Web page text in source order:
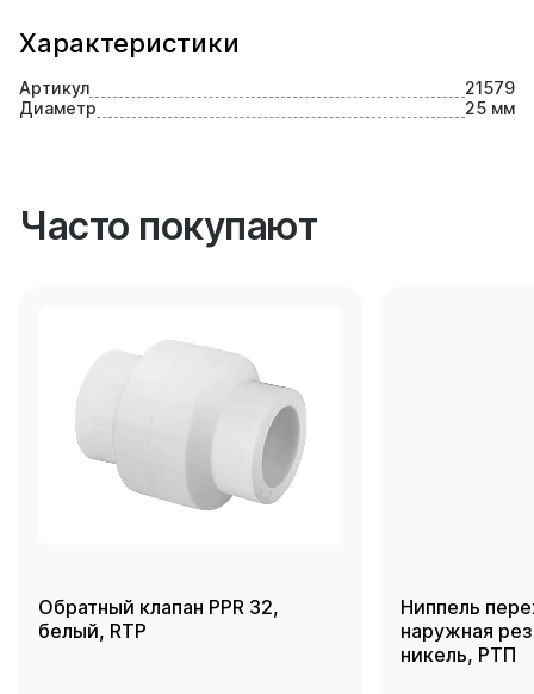
Характеристики
Артикул
21579
Диаметр
25 мм
Часто покупают
Обратный клапан PPR 32,
белый, RTP
Ниппель
наружная
никель, РТП